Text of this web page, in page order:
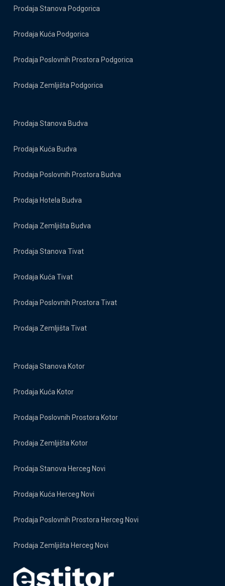
Prodaja Stanova Podgorica
Prodaja Kuća Podgorica
Prodaja Poslovnih Prostora Podgorica
Prodaja Zemljišta Podgorica
Prodaja Stanova Budva
Prodaja Kuća Budva
Prodaja Poslovnih Prostora Budva
Prodaja Hotela Budva
Prodaja Zemljišta Budva
Prodaja Stanova Tivat
Prodaja Kuća Tivat
Prodaja Poslovnih Prostora Tivat
Prodaja Zemljišta Tivat
Prodaja Stanova Kotor
Prodaja Kuća Kotor
Prodaja Poslovnih Prostora Kotor
Prodaja Zemljišta Kotor
Prodaja Stanova Herceg Novi
Prodaja Kuća Herceg Novi
Prodaja Poslovnih Prostora Herceg Novi
Prodaja Zemljišta Herceg Novi